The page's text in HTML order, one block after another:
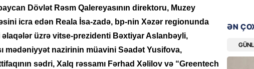
Dövlət Rəsm Qalereyasının direktoru, Muzey
icra edən Reala İsa-zadə, bp-nin Xəzər regionunda
üzrə vitse-prezidenti Bəxtiyar Aslanbəyli,
mədəniyyət nazirinin müavini Səadət Yusifova,
sədri, Xalq rəssamı Fərhad Xəlilov və “Greentech
ÖZƏL
ƏN